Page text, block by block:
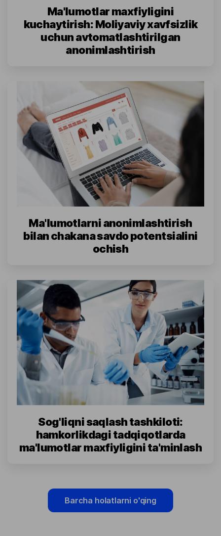
Ma'lumotlar maxfiyligini
kuchaytirish: Moliyaviy xavfsizlik
uchun avtomatlashtirilgan
anonimlashtirish
Ma'lumotlarni anonimlashtirish
bilan chakana savdo potentsialini
ochish
Sog'liqni saqlash tashkiloti:
hamkorlikdagi tadqiqotlarda
ma'lumotlar maxfiyligini ta'minlash
Barcha holatlarni o'qing